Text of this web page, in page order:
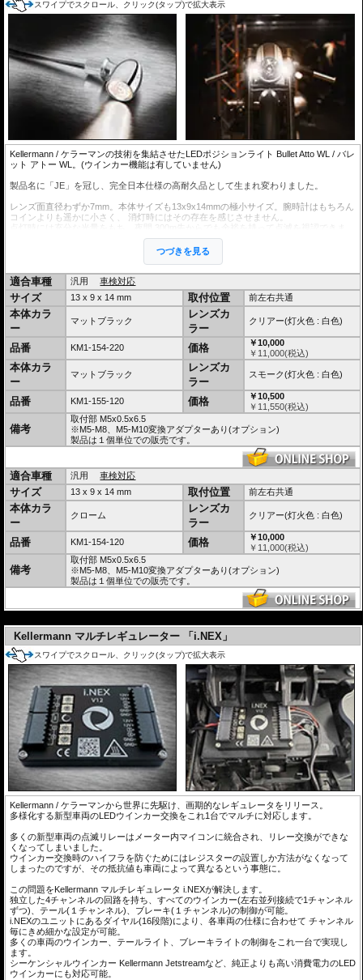
国内販売開始当初、原因不明の不具合がKellermann社
の基準以上に発生していました。弊社とKellermann社
ではこの原因を徹底調査。お客様のご協力のもと、車両
はもちろん年式や使用状況、取付け方法まであらゆる情
報を頂き、様々な検証の結果、原因はEU圏とは異なる
日本の高温多湿な気候でした。
20年1月以降の国内正規Kellermann商品は日本マーケ
ット専用の製造工程/検査工程を経た特別仕様
となりました。Bullet Attoは23年10月よりさら
なる強化が行われ、ボディにはその証としてJEが刻印されました。この日本仕様品は驚異の
不良率0.2%以下を達成しています。
JEの刻印、弊社発行保証書が同梱されていれば、正規日本仕様の証
弊社とKellermann社では現在でも不良発生時は情報を頂き、製品改善を継続しています。
スワイプでスクロール、クリック(タップ)で拡大表示
Kellermann / ケラーマンの技術を集結させたLEDポジションライト Bullet Atto WL / バレ
ット アトー WL。(ウインカー機能は有していません)
製品名に「JE」を冠し、完全日本仕様の高耐久品として生まれ変わりました。
レンズ面直径わずか7mm。本体サイズも13x9x14mmの極小サイズ。腕時計はもちろん
コインよりも遥かに小さく、 消灯時にはその存在を感じさせません。
す。この光量こそが困難な製品化を実現した、Kellermannの技術の高さの証です。
ています。
ハイパワーLED仕様
Long Life Protection Guard®採用。内蔵IC制御により330KHzで高速点滅させ、低消費
電力、長寿命化を実現
高品質メタルハウジング採用 (住宅の外装にも使われる、軽量高耐久な積層ガルバリウ
ム鋼板を採用)
様々な取付アダプターをオプション で用意。
協定規則7号認可商品 eマーク E13 7R
PDF : ECE適合認定証明書
光源のワット数や照明部の面積を理由に不適合となることはありません。
(協定規則7号の認可を受けている車幅灯であり、法第75条の3第1項の規定に基づき装
置の指定を受けた車幅灯又はこれに準ずる性能を有する車幅灯である為)
車検時にはパッケージに含まれているECE認定証明書、またはダウンロードし印刷し
車検適合についての詳細はこちらをご確認ください。
12v仕様車用
※他社製レギュレータ、リレー等との併用時は動作保証、品質保証をいたしかねま
す。レギュレータや、リレーを使用する場合はKellermann製品をご利用ください。
※旧車のオルタネータ、レギュレータ、レクチファイアなどをそのまま利用する場
合、またバッテリーレス仕様車はツェナーダイオードなどで電源のスパイク対策を必
ず行ってください。そのままではほぼ確実に内蔵ICが破損します。対策を行っていな
い場合、保証対象外となります。
国内正規品は 日本仕様品
仕様です。
の基準以上に発生していました。弊社とKellermann社
ではこの原因を徹底調査。お客様のご協力のもと、車両
はもちろん年式や使用状況、取付け方法まであらゆる情
報を頂き、様々な検証の結果、原因はEU圏とは異なる
日本の高温多湿な気候でした。
20年1月以降の
国内正規Kellermann商品は日本マーケ
ット専用の製造工程/検査工程を経た特別仕様
となりました。Bullet Attoは 23年10月よりさら
なる強化が行われ、ボディにはその証としてJEが刻印されました。この日本仕様品は驚異の
不良率0.2%以下を達成しています。
JEの刻印、弊社発行保証書が同梱されていれば、正規日本仕様の証です。
弊社とKellermann社では現在でも不良発生時は情報を頂き、製品改善を継続しています。
つづきを見る
適合車種 汎用車検対応
サイズ 13 x 9 x 14 mm 取付位置 前左右共通
本体カラ
ー
マットブラック
レンズカ
ラー
クリアー(灯火色 : 白色)
品番 KM1-154-220 価格
￥10,000
￥ 11,000(税込)
本体カラ
ー
マットブラック
レンズカ
ラー
スモーク(灯火色 : 白色)
品番 KM1-155-120 価格
￥10,500
￥ 11,550(税込)
備考
取付部 M5x0.5x6.5
※M5-M8、M5-M10変換アダプターあり(オプション)
製品は１個単位での販売です。
適合車種 汎用車検対応
サイズ 13 x 9 x 14 mm 取付位置 前左右共通
本体カラ
ー
クローム
レンズカ
ラー
クリアー(灯火色 : 白色)
品番 KM1-154-120 価格
￥10,000
￥ 11,000(税込)
備考
取付部 M5x0.5x6.5
※M5-M8、M5-M10変換アダプターあり(オプション)
製品は１個単位での販売です。
Kellermann マルチレギュレーター 「i.NEX」
スワイプでスクロール、クリック(タップ)で拡大表示
Kellermann / ケラーマンから世界に先駆け、画期的なレギュレータをリリース。
多様化する新型車両のLEDウインカー交換をこれ1台でマルチに対応します。
多くの新型車両の点滅リレーはメーター内マイコンに統合され、リレー交換ができな
くなってしまいました。
ウインカー交換時のハイフラを防ぐためにはレジスターの設置しか方法がなくなって
しまったのですが、その抵抗値も車両によって異なるという事態に。
この問題をKellermann マルチレギュレータ i.NEXが解決します。
独立した4チャンネルの回路を持ち、すべてのウインカー(左右並列接続で1チャンネル
ずつ)、テール(１チャンネル)、ブレーキ(１チャンネル)の制御が可能。
i.NEXのユニットにあるダイヤル(16段階)により、各車両の仕様に合わせて チャンネル
毎にきめ細かな設定が可能。
多くの車両のウインカー、テールライト、ブレーキライトの制御をこれ一台で実現し
ます。
シーケンシャルウインカー Kellermann Jetstreamなど、純正よりも高い消費電力のLED
ウインカーにも対応可能。